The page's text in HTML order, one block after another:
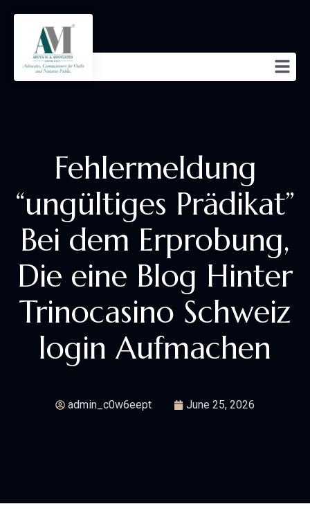
Fehlermeldung
“ungültiges Prädikat”
Bei dem Erprobung,
Die eine Blog Hinter
Trinocasino Schweiz
login Aufmachen
admin_c0w6eept June 25, 2026